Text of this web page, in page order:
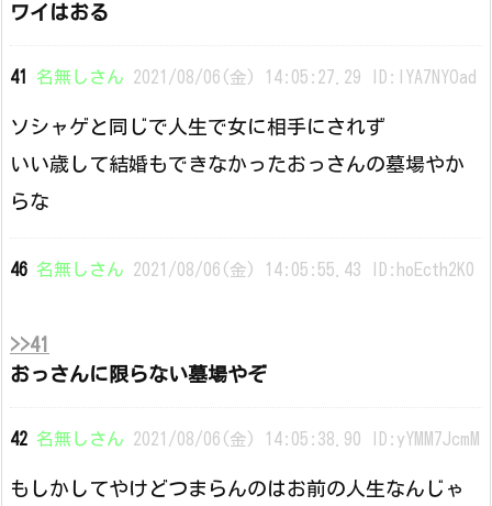
ワイはおる
41 名無しさん 2021/08/06(金) 14:05:27.29 ID:lYA7NYOad
ソシャゲと同じで人生で女に相手にされず
いい歳して結婚もできなかったおっさんの墓場やか
らな
46 名無しさん 2021/08/06(金) 14:05:55.43 ID:hoEcth2K0
>>41
おっさんに限らない墓場やぞ
42 名無しさん 2021/08/06(金) 14:05:38.90 ID:yYMM7JcmM
もしかしてやけどつまらんのはお前の人生なんじゃ